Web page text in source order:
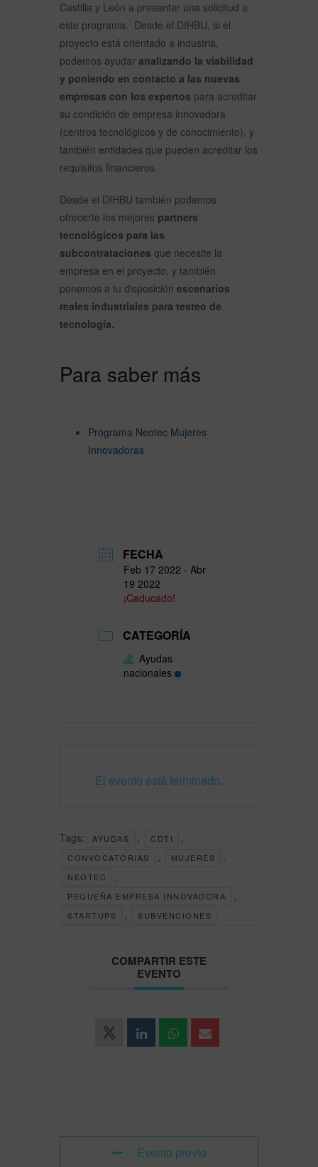
Castilla y León a presentar una solicitud a
este programa. Desde el DIHBU, si el
proyecto está orientado a industria,
podemos ayudar analizando la viabilidad
y poniendo en contacto a las nuevas
empresas con los expertos para acreditar
su condición de empresa innovadora
(centros tecnológicos y de conocimiento), y
también entidades que pueden acreditar los
requisitos financieros.
Desde el DIHBU también podemos
ofrecerte los mejores partners
tecnológicos para las
subcontrataciones que necesite la
empresa en el proyecto, y también
ponemos a tu disposición escenarios
reales industriales para testeo de
tecnología.
Para saber más
Programa Neotec Mujeres
Innovadoras
FECHA
Feb 17 2022 - Abr
19 2022
¡Caducado!
CATEGORÍA
Ayudas
nacionales
El evento está terminado.
Tags: AYUDAS , CDTI ,
CONVOCATORIAS , MUJERES ,
NEOTEC ,
PEQUEÑA EMPRESA INNOVADORA ,
STARTUPS , SUBVENCIONES
COMPARTIR ESTE
EVENTO
Evento previo